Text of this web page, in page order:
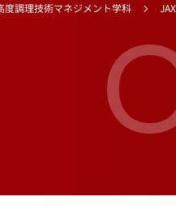
度調理技術マネジメント学科